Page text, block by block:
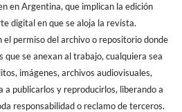
en Argentina, que implican la edición
digital en que se aloja la revista.
el permiso del archivo o repositorio donde
se anexan al trabajo, cualquiera sea
imágenes, archivos audiovisuales,
a publicarlos y reproducirlos, liberando a
responsabilidad o reclamo de terceros.